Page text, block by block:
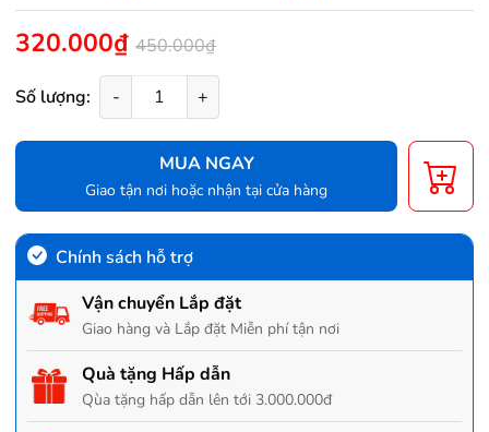
320.000₫ 450.000₫
Số lượng: - +
MUA NGAY
Giao tận nơi hoặc nhận tại cửa hàng
Chính sách hỗ trợ
Vận chuyển Lắp đặt
Giao hàng và Lắp đặt Miễn phí tận nơi
Quà tặng Hấp dẫn
Qùa tặng hấp dẫn lên tới 3.000.000đ